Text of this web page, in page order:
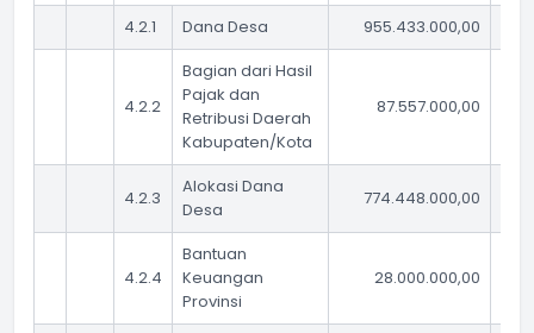
4.2.1
Dana Desa 955.433.000,00
4.2.2
Bagian dari Hasil
Pajak dan
Retribusi Daerah
Kabupaten/Kota
87.557.000,00
4.2.3
Alokasi Dana
Desa
774.448.000,00
4.2.4
Bantuan
Keuangan
Provinsi
28.000.000,00